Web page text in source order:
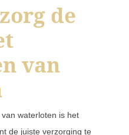
de
van
waterloten is het
de juiste verzorging te